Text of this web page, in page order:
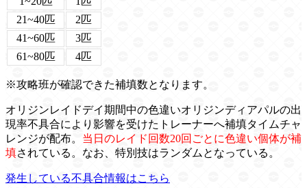
21~40匹
2匹
41~60匹
3匹
61~80匹
4匹
※攻略班が確認できた補填数となります。
オリジンレイドデイ期間中の色違いオリジンディアパルの出
現率不具合により影響を受けたトレーナーへ補填タイムチャ
レンジが配布。 当日のレイド回数20回ごとに色違い個体が補
填されている。なお、特別技はランダムとなっている。
発生している不具合情報はこちら